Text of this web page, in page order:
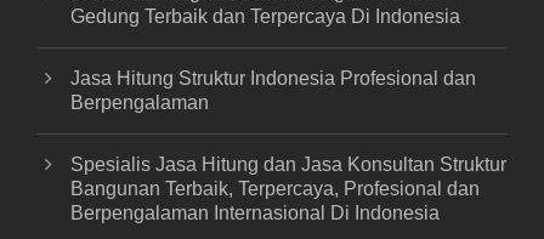
Gedung Terbaik dan Terpercaya Di Indonesia
Jasa Hitung Struktur Indonesia Profesional dan
Berpengalaman
Spesialis Jasa Hitung dan Jasa Konsultan Struktur
Bangunan Terbaik, Terpercaya, Profesional dan
Berpengalaman Internasional Di Indonesia